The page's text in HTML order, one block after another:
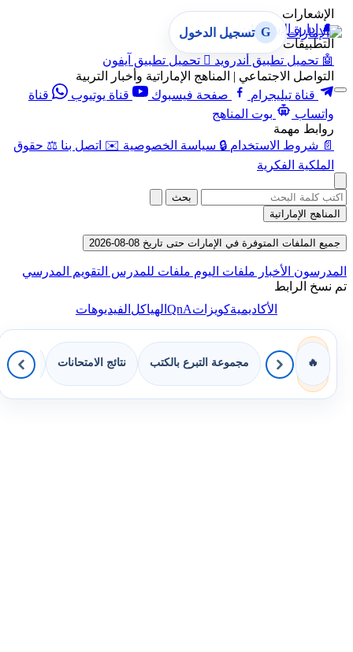
الإشعارات
🔔 إدارة الإشعارات
التطبيقات
🤖 تحميل تطبيق أندرويد  تحميل تطبيق آيفون
التواصل الاجتماعي | المناهج الإماراتية وأخبار التربية
قناة تيليجرام
صفحة فيسبوك قناة يوتيوب
قناة
واتساب
بوت المناهج
روابط مهمة
📄 شروط الاستخدام 🔒 سياسة الخصوصية ✉️ اتصل بنا ⚖️ حقوق
الملكية الفكرية
G تسجيل الدخول
بحث
المناهج الإماراتية
جميع الملفات المتوفرة في الإمارات حتى تاريخ 08-08-2026
المدرسون الأخبار ملفات اليوم ملفات للمدرس التقويم المدرسي
تم نسخ الرابط
الأكاديميةكويزاتQnAالهياكلالفيديوهات
🔥 مجموعة التبرع بالكتب نتائج الامتحانات